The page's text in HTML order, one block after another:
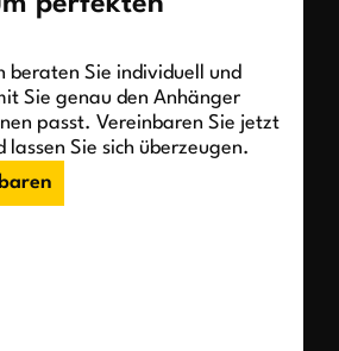
beraten Sie individuell und
Sie genau den Anhänger
passt. Vereinbaren Sie jetzt
lassen Sie sich überzeugen.